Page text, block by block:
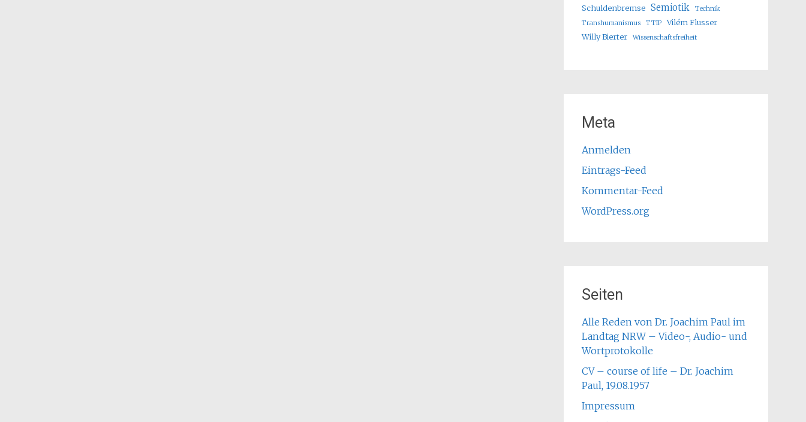
Schuldenbremse Semiotik
Technik
Transhumanismus
TTIP
Vilém Flusser
Willy Bierter
Wissenschaftsfreiheit
Meta
Anmelden
Eintrags-Feed
Kommentar-Feed
WordPress.org
Seiten
Alle Reden von Dr. Joachim Paul im
Landtag NRW – Video-, Audio- und
Wortprotokolle
CV – course of life – Dr. Joachim
Paul, 19.08.1957
Impressum